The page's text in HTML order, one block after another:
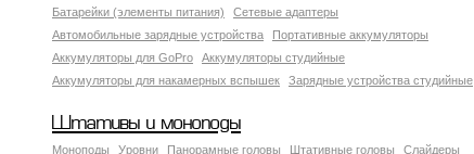
Батарейки (элементы питания)
Сетевые адаптеры
Автомобильные зарядные устройства
Портативные аккумуляторы
Аккумуляторы для GoPro
Аккумуляторы студийные
Аккумуляторы для накамерных вспышек
Зарядные устройства студийные
Штативы и моноподы
Моноподы Уровни Панорамные головы Штативные головы
Слайдеры